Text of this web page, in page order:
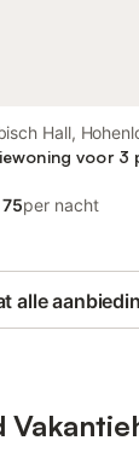
Hall,
voor 3
per nacht
alle